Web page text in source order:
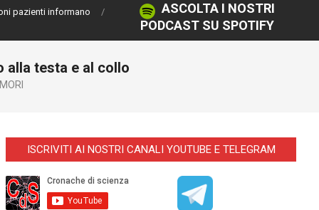
pazienti informano
ASCOLTA I NOSTRI
PODCAST SU SPOTIFY
alla testa e al collo
ISCRIVITI AI NOSTRI CANALI YOUTUBE E TELEGRAM